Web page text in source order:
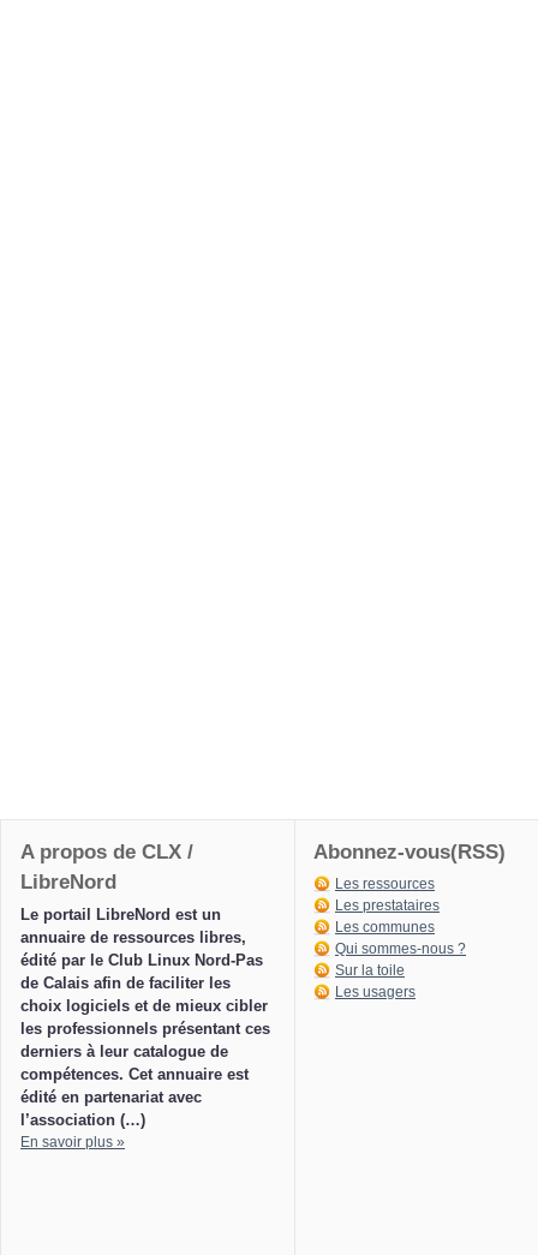
A propos de CLX /
LibreNord
Le portail LibreNord est un
annuaire de ressources libres,
édité par le Club Linux Nord-Pas
de Calais afin de faciliter les
choix logiciels et de mieux cibler
les professionnels présentant ces
derniers à leur catalogue de
compétences. Cet annuaire est
édité en partenariat avec
l’association (…)
En savoir plus »
Abonnez-vous(RSS)
Les ressources
Les prestataires
Les communes
Qui sommes-nous ?
Sur la toile
Les usagers